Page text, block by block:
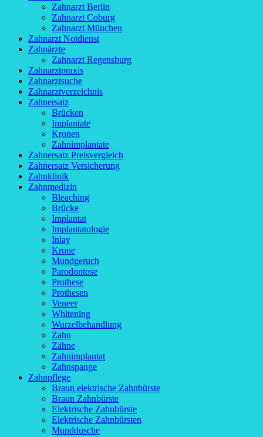
Zahnarzt Berlin
Zahnarzt Coburg
Zahnarzt München
Zahnarzt Notdienst
Zahnärzte
Zahnarzt Regensburg
Zahnarztpraxis
Zahnarztsuche
Zahnarztverzeichnis
Zahnersatz
Brücken
Implantate
Kronen
Zahnimplantate
Zahnersatz Preisvergleich
Zahnersatz Versicherung
Zahnklinik
Zahnmedizin
Bleaching
Brücke
Implantat
Implantatologie
Inlay
Krone
Mundgeruch
Parodontose
Prothese
Prothesen
Veneer
Whitening
Wurzelbehandlung
Zahn
Zähne
Zahnimplantat
Zahnspange
Zahnpflege
Braun elektrische Zahnbürste
Braun Zahnbürste
Elektrische Zahnbürste
Elektrische Zahnbürsten
Munddusche